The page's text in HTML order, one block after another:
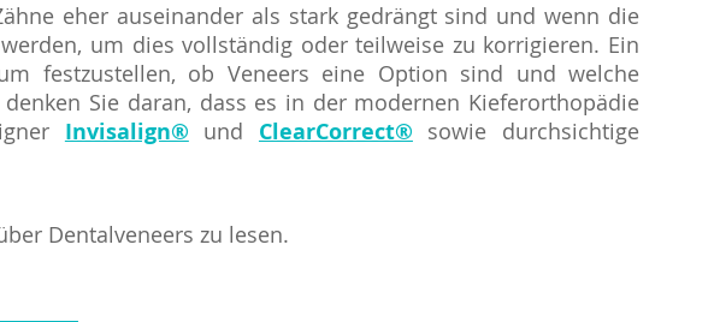
eher auseinander als stark gedrängt sind und wenn die
um dies vollständig oder teilweise zu korrigieren. Ein
festzustellen, ob Veneers eine Option sind und welche
Sie daran, dass es in der modernen Kieferorthopädie
Invisalign® und ClearCorrect® sowie durchsichtige
Dentalveneers zu lesen.